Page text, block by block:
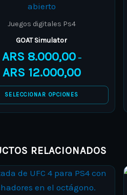
Juegos digitales Ps4
GOAT Simulator
ARS 8.000,00 –
ARS 12.000,00
SELECCIONAR OPCIONES
has
multiple
variants.
options
may
be
chosen
product
page
RELACIONADOS
Price
ARS 13.000,00
This
product